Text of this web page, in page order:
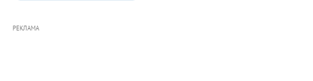
РЕКЛАМА